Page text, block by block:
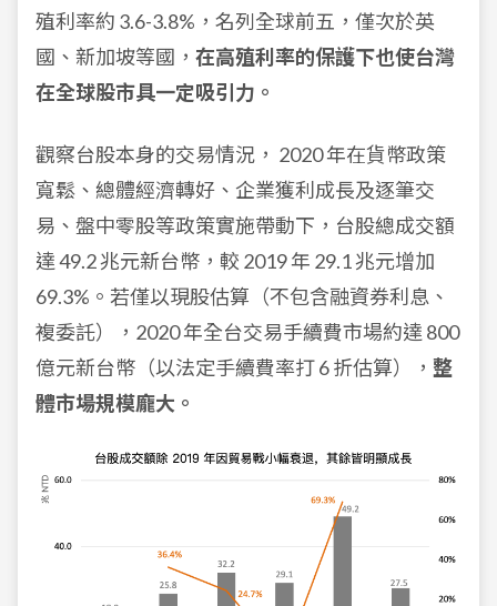
殖利率約 3.6-3.8%，名列全球前五，僅次於英
國、新加坡等國， 在高殖利率的保護下也使台灣
在全球股市具一定吸引力。
觀察台股本身的交易情況， 2020 年在貨幣政策
寬鬆、總體經濟轉好、企業獲利成長及逐筆交
易、盤中零股等政策實施帶動下，台股總成交額
達 49.2 兆元新台幣，較 2019 年 29.1 兆元增加
69.3%。若僅以現股估算（不包含融資券利息、
複委託），2020 年全台交易手續費市場約達 800
億元新台幣（以法定手續費率打 6 折估算）， 整
體市場規模龐大。